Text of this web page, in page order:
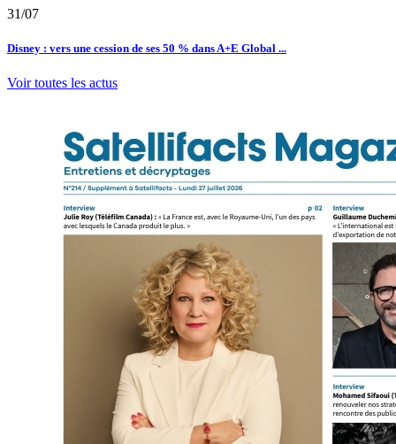
31/07
Disney : vers une cession de ses 50 % dans A+E Global ...
Voir toutes les actus